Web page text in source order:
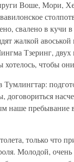
Воше, Мори,
свалено в кучи
жалкой
Тзеринг,
чтобы
договориться
наше пребывание
только что
Молодой,